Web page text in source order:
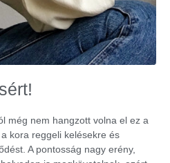
még nem hangzott volna el ez a
kora reggeli kelésekre és
A pontosság nagy erény,